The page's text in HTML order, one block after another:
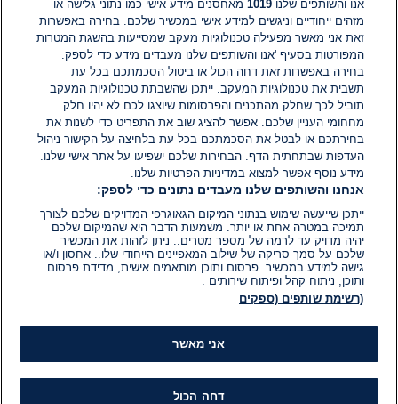
אין עדיין תגובות. היה הראשון להגיב
הוסף תגובה
אנו והשותפים שלנו1019 מאחסנים מידע אישי כמו נתוני גלישה או
מזהים ייחודיים וניגשים למידע אישי במכשיר שלכם. בחירה באפשרות
זאת אני מאשר מפעילה טכנולוגיות מעקב שמסייעות בהשגת המטרות
המפורטות בסעיף 'אנו והשותפים שלנו מעבדים מידע כדי לספק.
בחירה באפשרות זאת דחה הכול או ביטול הסכמתכם בכל עת
תשבית את טכנולוגיות המעקב. ייתכן שהשבתת טכנולוגיות המעקב
תוביל לכך שחלק מהתכנים והפרסומות שיוצגו לכם לא יהיו חלק
מחחומי העניין שלכם. אפשר להציג שוב את התפריט כדי לשנות את
בחירתכם או לבטל את הסכמתכם בכל עת בלחיצה על הקישור ניהול
העדפות שבתחתית הדף. הבחירות שלכם ישפיעו על אתר אישי שלנו.
מידע נוסף אפשר למצוא במדיניות הפרטיות שלנו.
אנחנו והשותפים שלנו מעבדים נתונים כדי לספק:
ייתכן שייעשה שימוש בנתוני המיקום הגאוגרפי המדויקים שלכם לצורך
תמיכה במטרה אחת או יותר. משמעות הדבר היא שהמיקום שלכם
יהיה מדויק עד לרמה של מספר מטרים.. ניתן לזהות את המכשיר
שלכם על סמך סריקה של שילוב המאפיינים הייחודי שלו.. אחסון ו/או
גישה למידע במכשיר. פרסום ותוכן מותאמים אישית, מדידת פרסום
ותוכן, ניתוח קהל ופיתוח שירותים .
(רשימת שותפים (ספקים
אני מאשר
דחה הכול